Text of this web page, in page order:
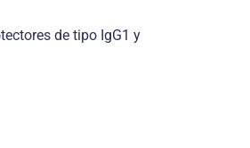
de tipo IgG1 y